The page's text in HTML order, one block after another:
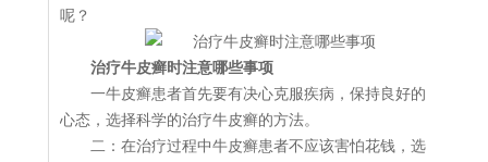
呢？
治疗牛皮癣时注意哪些事项
一牛皮癣患者首先要有决心克服疾病，保持良好的
心态，选择科学的治疗牛皮癣的方法。
二：在治疗过程中牛皮癣患者不应该害怕花钱，选